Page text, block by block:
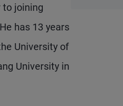
to joining
has 13 years
University of
University in